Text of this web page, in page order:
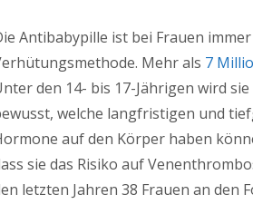
Antibabypille ist bei Frauen
Mehr als 7
den 14- bis 17-Jährigen wird
welche langfristigen und
auf den Körper haben
sie das Risiko auf
letzten Jahren 38 Frauen an den